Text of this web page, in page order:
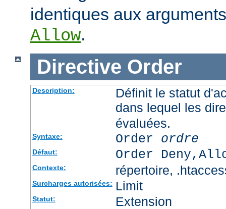
identiques aux
Allow.
Directive Order
Description:
Définit le statut
dans lequel les
évaluées.
Syntaxe: Order ordre
Défaut: Order
Contexte: répertoire,
Surcharges autorisées: Limit
Statut: Extension